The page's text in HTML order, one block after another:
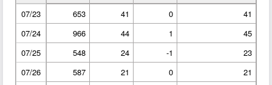
07/23
653 41 0
41
07/24
966 44 1
45
07/25
548 24 -1
23
07/26
587 21 0
21